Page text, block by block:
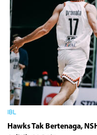
IBL
Hawks Tak Bertenaga,